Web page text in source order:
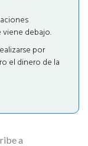
viene debajo.
por
el dinero de la
a